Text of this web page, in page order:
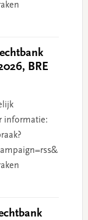
BRE
informatie: